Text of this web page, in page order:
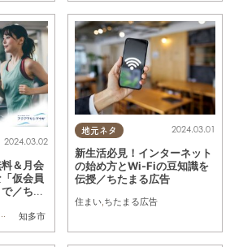
知多市
2024.03.02
＆月会
仮会員
／ちた
健康,まちネタ
地元ネタ 2024.03.01
新生活必見！インターネット
の始め方とWi-Fiの豆知識を
伝授／ちたまる広告
住まい,ちたまる広告